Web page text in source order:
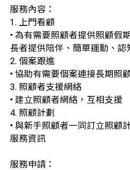
服務內容：
1. 上門看顧
• 為有需要照顧者提供照顧假
長者提供陪伴、簡單運動、認
2. 個案跟進
• 協助有需要個案連接長期照
3. 照顧者支援網絡
• 建立照顧者網絡，互相支援
4. 照顧計劃
• 與新手照顧者一同訂立照顧
服務資訊
服務申請：